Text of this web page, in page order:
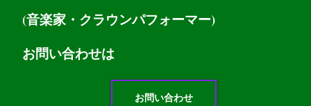
(音楽家・クラウンパフォーマー)
お問い合わせは
お問い合わせ